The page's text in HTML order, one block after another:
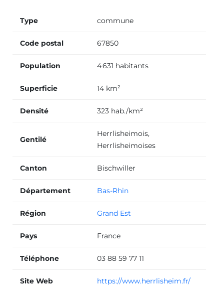
Type commune
Code postal 67850
Population 4 631 habitants
Superficie 14 km²
Densité 323 hab./km²
Gentilé
Herrlisheimois,
Herrlisheimoises
Canton Bischwiller
Département Bas-Rhin
Région Grand Est
Pays France
Téléphone 03 88 59 77 11
Site Web https://www.herrlisheim.fr/